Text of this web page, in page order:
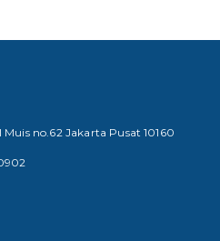
no.62 Jakarta Pusat 10160